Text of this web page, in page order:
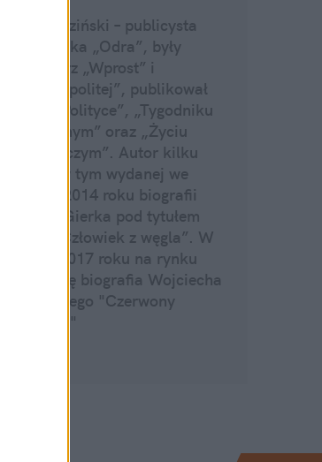
Piotr Gajdziński – publicysta
miesięcznika „Odra”, były
dziennikarz „Wprost” i
„Rzeczpospolitej”, publikował
m.in. w „Polityce”, „Tygodniku
Powszechnym” oraz „Życiu
Gospodarczym”. Autor kilku
książek, w tym wydanej we
wrześniu 2014 roku biografii
Edwarda Gierka pod tytułem
„Gierek. Człowiek z węgla”. W
styczniu 2017 roku na rynku
ukazała się biografia Wojciecha
Jaruzelskiego "Czerwony
Ślepowron"